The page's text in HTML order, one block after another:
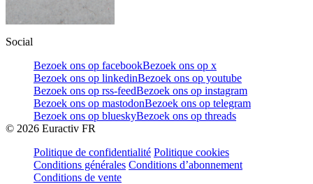
Social
Bezoek ons op facebookBezoek ons op x
Bezoek ons op linkedinBezoek ons op youtube
Bezoek ons op rss-feedBezoek ons op instagram
Bezoek ons op mastodonBezoek ons op telegram
Bezoek ons op blueskyBezoek ons op threads
© 2026 Euractiv FR
Politique de confidentialité Politique cookies
Conditions générales Conditions d’abonnement
Conditions de vente